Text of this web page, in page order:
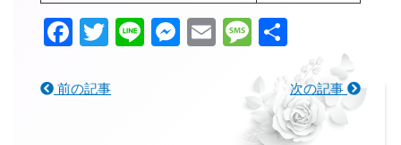
Facebook
Twitter
LineMessenger
EmailMessage
有
前の記事 次の記事